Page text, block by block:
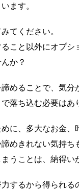
ます。
てください。
こと以外にオプシ
か？
めることで、気分
落ち込む必要はあ
に、多大なお金、
めきれない気持ち
うことは、納得い
力するから得られる